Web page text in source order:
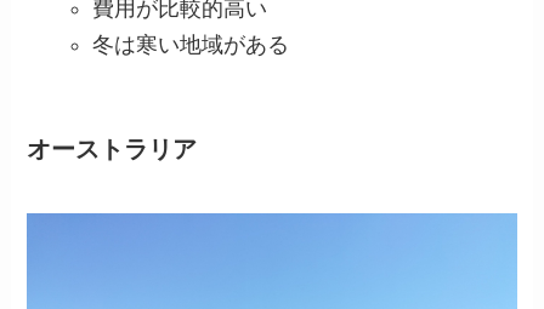
費用が比較的高い
冬は寒い地域がある
オーストラリア